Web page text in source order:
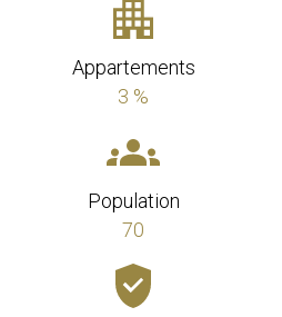
Appartements
3 %
Population
70